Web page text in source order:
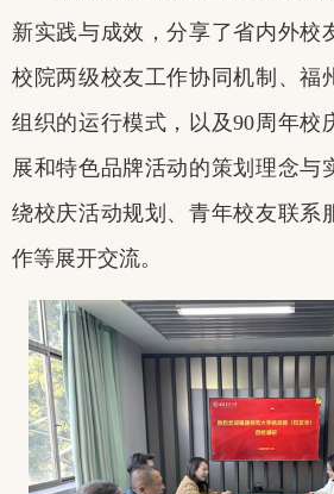
新实践与成效，分享了省内外校
校院两级校友工作协同机制、福
组织的运行模式，以及90周年校
展和特色品牌活动的策划理念与
绕校庆活动规划、青年校友联系
作等展开交流。